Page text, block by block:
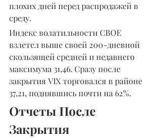
плохих дней перед распродажей в
среду.
Индекс волатильности CBOE
взлетел выше своей 200-дневной
скользящей средней и недавнего
максимума 31,46. Сразу после
закрытия VIX торговался в районе
37,21, поднявшись почти на 62%.
Отчеты После
Закрытия